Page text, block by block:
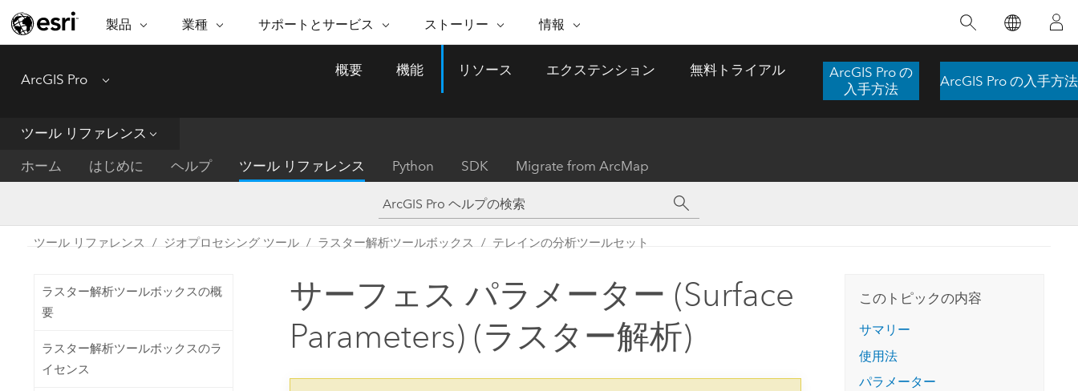
製品
ARCGIS
ArcGIS Online
完全な SaaS マッピング プラット
ArcGIS Enterprise
機能
位置情報を分析に活用
空間データの統合、編集、共有
Esri ストア
Esri の ArcGIS 製品
られています。 技術がどのようなものかを
ブ マップを試したり、製品の機能を調べた
ArcGIS Pro の詳細
業種
業種
自然保護
公共エネルギー
地方自治体
持続可能な開発
電気通信
交通機関
注目のイニシアティブ
インフラストラクチャ管理
GIS を活用して、最新の強靱で持続可能な未
的アプローチは、インフラストラクチャ プ
ロジェクトが周囲の環境とどのように関連
しているかをリーダーが理解するのに役立
ちます。
インフラストラクチャ管理の探索
サポートとサービス
サポートとサービス セルフサービス
ArcGIS ブログ
ドキュメント
My Esri
するために使用される空間統計技術を探索
コースを探索
ストーリー
ESRI ストーリー
Esri ブログ
実世界のグローバルな GIS
技術革新
ー リーダーの声
ArcNews
業界ニュースと ArcGIS 更
すべてのストーリー
リケーションを構築し、重要な救助活動を
ストーリーを読む
情報
ESRI について
パートナー
採用情報
メディアおよびアナリスト関
Esri に連絡
イノベーションへの取り
組み
ーメーション
注目
ArcGIS Pro Menu
概要 機能 リソース エクステンション 無料トライアル
ArcGIS Pro の
入手方法
ArcGIS Pro の入手方法
ツール リファレンス
ホーム はじめに ヘルプ ツール リファレンス Python SDK Migrate from ArcMap
ツール リファレンス ジオプロセシング ツール ラスター解析ツールボックス テレインの分析ツールセット
ラスター解析ツールボックスの概
要
ラスター解析ツールボックスのラ
イセンス
サーフェス パラメーター (Surface
Parameters) (ラスター解析)
このトピックの内容
サマリー
使用法
パラメーター